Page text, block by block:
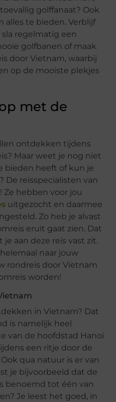
golffanaat? Ook
alles te bieden. Verblijf
regelmatig een
golfbanen of maak
door Vietnam, waarbij
op de mooiste plekjes
met de
ontdekken tijdens
Maar weet je nog niet
bieden heeft of kun je
De reisspecialisten van
Ze hebben voor jou
uitgezocht en daarmee
Zo heb je alvast
eruit gaat zien. Dat
aan deze reis vast zit.
naar jouw
rondreis door Vietnam
worden!
in Vietnam? Dat
is namelijk heel
van de hoofdstad Hanoi
een ritje door de
qua natuur is er van
je bijvoorbeeld dat de
benoemd tot één van
Je leest het goed, in